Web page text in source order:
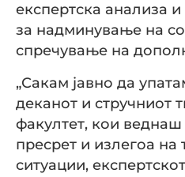
експертска анализа
за надминување на
спречување на
„Сакам јавно да
деканот и стручниот
факултет, кои
пресрет и излегоа на
ситуации,